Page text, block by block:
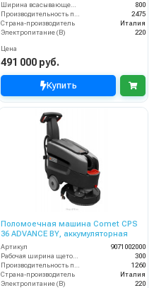
800
2475
Страна-производитель
Италия
Электропитание (В)
220
Цена
491 000 руб.
Купить
Поломоечная машина Comet CPS
36 ADVANCE BY, аккумуляторная
Артикул
9071002000
300
1260
Страна-производитель
Италия
Электропитание (В)
220